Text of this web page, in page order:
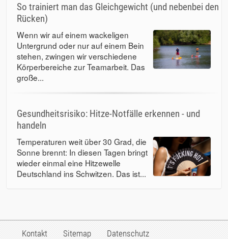
So trainiert man das Gleichgewicht (und nebenbei den
Rücken)
Wenn wir auf einem wackeligen
Untergrund oder nur auf einem Bein
stehen, zwingen wir verschiedene
Körperbereiche zur Teamarbeit. Das
große...
Gesundheitsrisiko: Hitze-Notfälle erkennen - und
handeln
Temperaturen weit über 30 Grad, die
Sonne brennt: In diesen Tagen bringt
wieder einmal eine Hitzewelle
Deutschland ins Schwitzen. Das ist...
Kontakt Sitemap Datenschutz